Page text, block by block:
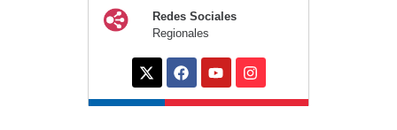
Redes Sociales
Regionales